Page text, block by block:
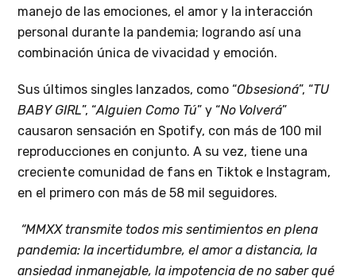
manejo de las emociones, el amor y la interacción
personal durante la pandemia; logrando así una
combinación única de vivacidad y emoción.
Sus últimos singles lanzados, como “Obsesioná”, “TU
BABY GIRL”, “Alguien Como Tú” y “No Volverá”
causaron sensación en Spotify, con más de 100 mil
reproducciones en conjunto. A su vez, tiene una
creciente comunidad de fans en Tiktok e Instagram,
en el primero con más de 58 mil seguidores.
“MMXX transmite todos mis sentimientos en plena
pandemia: la incertidumbre, el amor a distancia, la
ansiedad inmanejable, la impotencia de no saber qué